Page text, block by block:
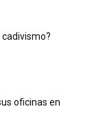
cadivismo?
oficinas en